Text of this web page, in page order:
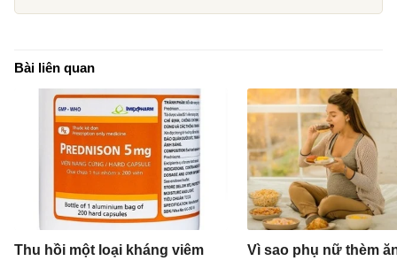
Bài liên quan
Thu hồi một loại kháng viêm
Vì sao phụ nữ thèm